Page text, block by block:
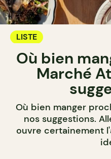
LISTE
Où bien
Marché
Où bien manger
nos suggestions.
ouvre certainement